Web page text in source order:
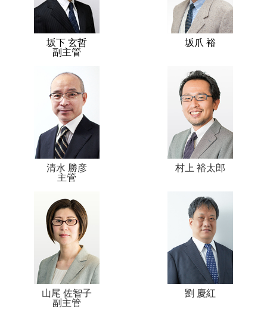
坂下 玄哲
副主管
坂爪 裕
清水 勝彦
主管
村上 裕太郎
山尾 佐智子
副主管
劉 慶紅